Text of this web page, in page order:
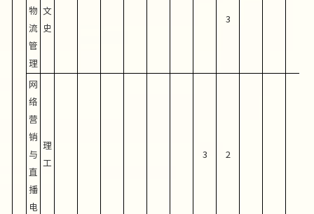
物
流
管
理
文
史
3
网
络
营
销
与
直
播
电
理
工
3 2